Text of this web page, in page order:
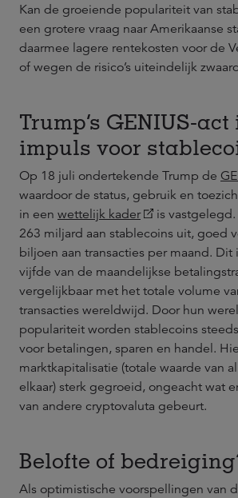
Kan de groeiende populariteit van
een grotere vraag naar Amerikaanse
daarmee lagere rentekosten voor de
of wegen de risico’s uiteindelijk
Trump’s GENIUS-act
impuls voor
Op 18 juli ondertekende Trump de
waardoor de status, gebruik en
in een wettelijk kader
is vastgelegd.
263 miljard aan stablecoins uit, goed
biljoen aan transacties per maand. Dit
vijfde van de maandelijkse
vergelijkbaar met het totale volume
transacties wereldwijd. Door hun
populariteit worden stablecoins
voor betalingen, sparen en handel.
marktkapitalisatie (totale waarde van
elkaar) sterk gegroeid, ongeacht wat
van andere cryptovaluta gebeurt.
Belofte of
Als optimistische voorspellingen van